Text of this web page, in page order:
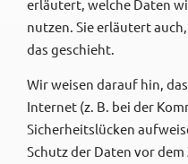
erläutert, welche Daten
nutzen. Sie erläutert
das geschieht.
Wir weisen darauf hin,
Internet (z. B. bei der
Sicherheitslücken
Schutz der Daten vor